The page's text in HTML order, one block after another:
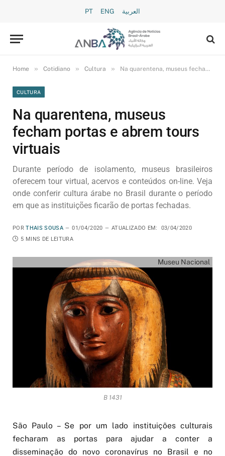
PT ENG العربية
Home » Cotidiano » Cultura » Na quarentena, museus fecham portas e abrem tours virtuais
CULTURA
Na quarentena, museus
fecham portas e abrem tours
virtuais
Durante período de isolamento, museus brasileiros
oferecem tour virtual, acervos e conteúdos on-line. Veja
onde conferir cultura árabe no Brasil durante o período
em que as instituições ficarão de portas fechadas.
POR THAIS SOUSA 01/04/2020 ATUALIZADO EM:
03/04/2020
5 MINS DE LEITURA
Museu Nacional
B 1431
São Paulo – Se por um lado instituições culturais
fecharam as portas para ajudar a conter a
disseminação do novo coronavírus no Brasil e no